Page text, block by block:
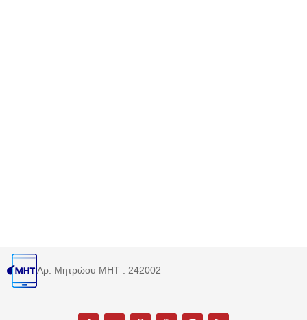
Αρ. Μητρώου MHT : 242002